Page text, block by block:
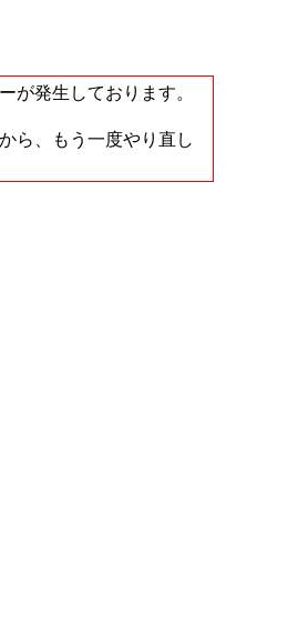
が発生しております。
ら、もう一度やり直し